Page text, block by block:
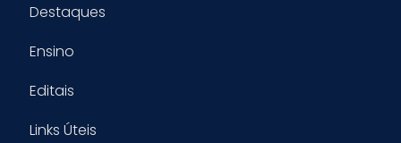
Destaques
Ensino
Editais
Links Úteis